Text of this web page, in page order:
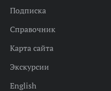
Подписка
Справочник
Карта сайта
Экскурсии
English